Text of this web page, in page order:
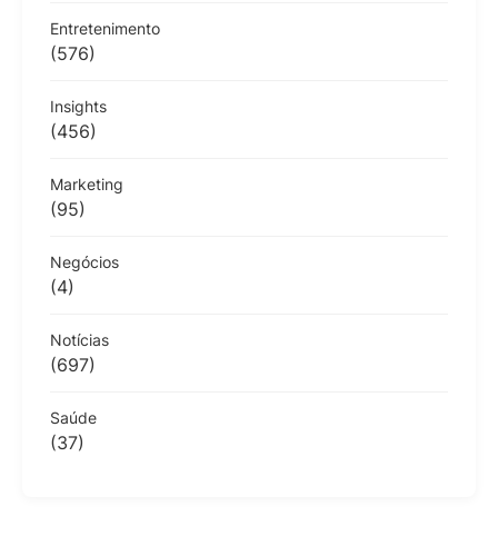
Entretenimento
(576)
Insights
(456)
Marketing
(95)
Negócios
(4)
Notícias
(697)
Saúde
(37)